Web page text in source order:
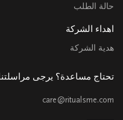
حالة الطلب
اهداء الشركة
هدية الشركة
تحتاج مساعدة؟ يرجى مراسلتنا
care@ritualsme.com